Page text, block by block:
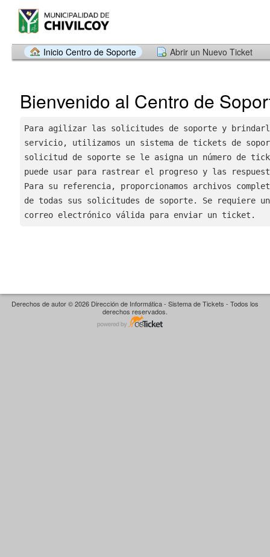
Inicio Centro de Soporte Abrir un Nuevo Ticket
Bienvenido al Centro de
Para agilizar las solicitudes de soporte y
servicio, utilizamos un sistema de tickets de
solicitud de soporte se le asigna un número de
puede usar para rastrear el progreso y las
Para su referencia, proporcionamos archivos
de todas sus solicitudes de soporte. Se requiere
correo electrónico válida para enviar un ticket.
Derechos de autor © 2026 Dirección de Informática - Sistema de Tickets - Todos los
derechos reservados.